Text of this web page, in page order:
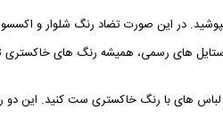
در این صورت تضاد رنگ شلوار و
های رسمی، همیشه رنگ های خاکستری
لباس های با رنگ خاکستری ست کنید. این